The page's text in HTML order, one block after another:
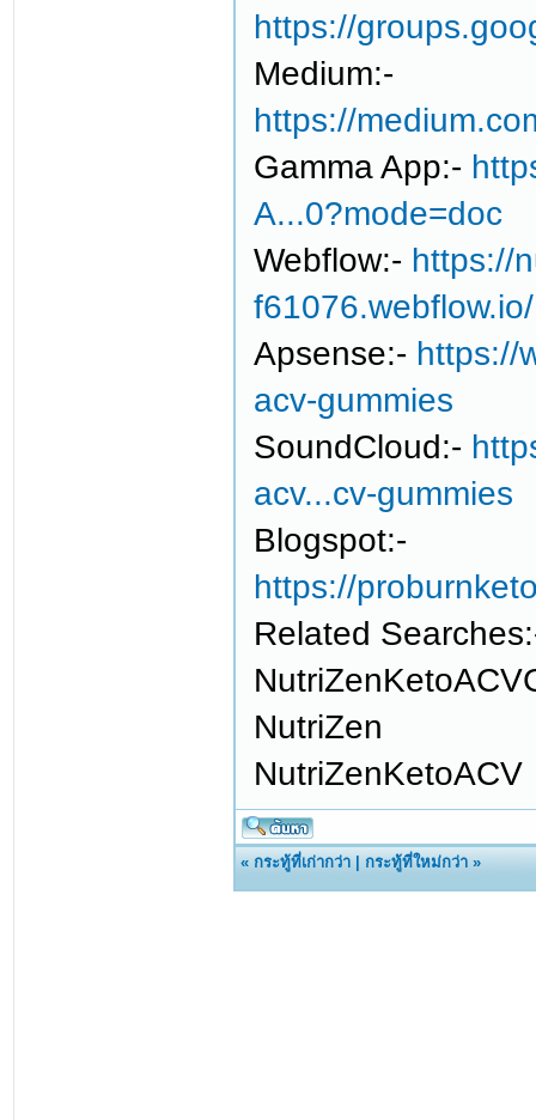
https://
Medium:-
https://
Gamma App:-
A...0?mode=doc
Webflow:- https://
f61076.webflow.io/
Apsense:- https://
acv-gummies
SoundCloud:-
acv...cv-gummies
Blogspot:-
https://
Related
NutriZen
NutriZenKetoACV
«กระทู้ที่เก่ากว่า |กระทู้ที่ใหม่กว่า »